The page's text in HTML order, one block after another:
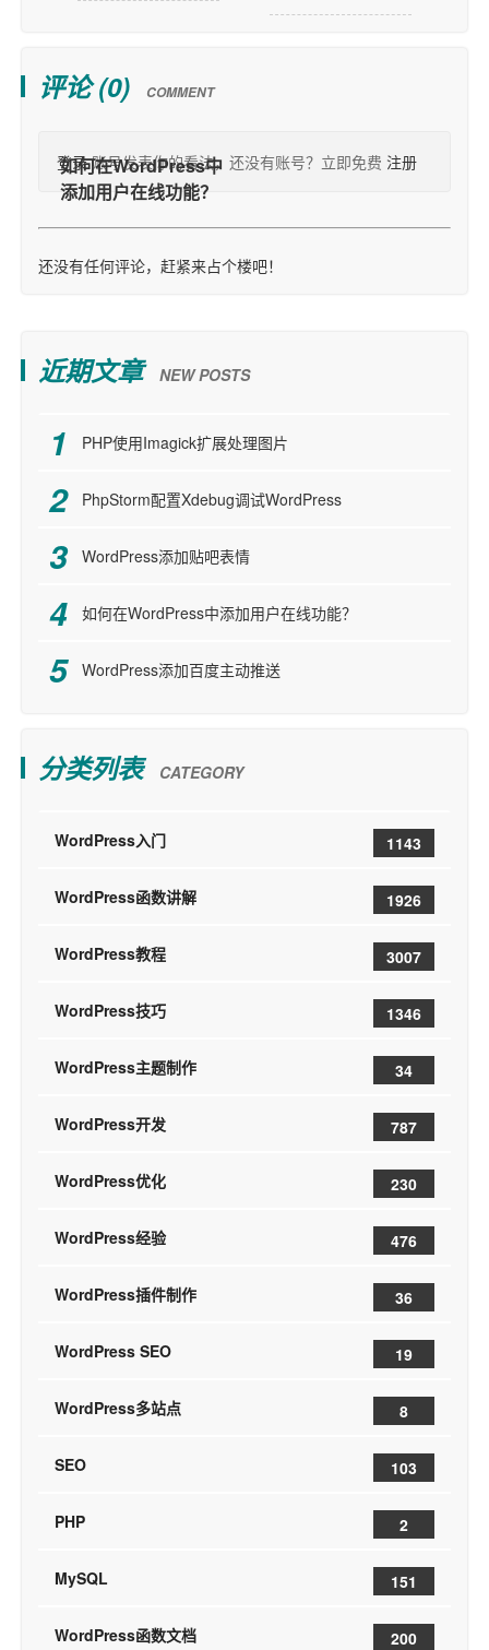
评论 (0) COMMENT
登录账号发表你的看法，还没有账号？立即免费 注册
还没有任何评论，赶紧来占个楼吧！
近期文章 NEW POSTS
PHP使用Imagick扩展处理图片
PhpStorm配置Xdebug调试WordPress
WordPress添加贴吧表情
如何在WordPress中添加用户在线功能？
WordPress添加百度主动推送
分类列表 CATEGORY
WordPress入门 1143
WordPress函数讲解 1926
WordPress教程 3007
WordPress技巧 1346
WordPress主题制作 34
WordPress开发 787
WordPress优化 230
WordPress经验 476
WordPress插件制作 36
WordPress SEO 19
WordPress多站点 8
SEO 103
PHP 2
MySQL 151
WordPress函数文档 200